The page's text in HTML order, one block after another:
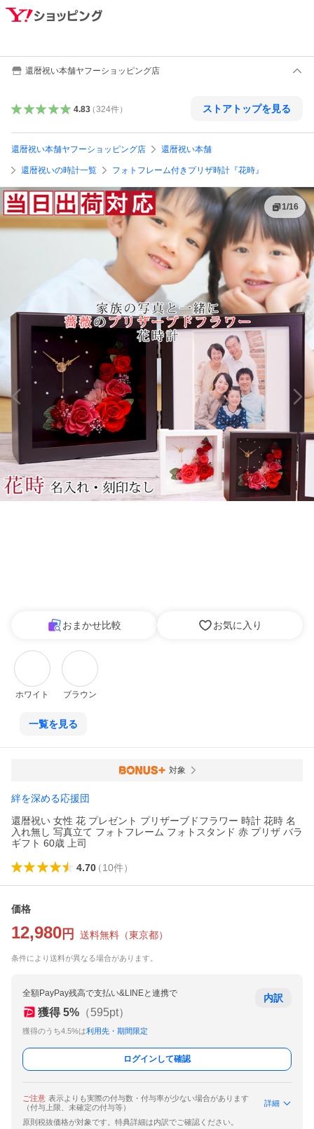
還暦祝い本舗ヤフーショッピング店
4.83（324件） ストアトップを見る
還暦祝い本舗ヤフーショッピング店 還暦祝い本舗
還暦祝いの時計一覧 フォトフレーム付きプリザ時計『花時』
1/16
おまかせ比較 お気に入り
ホワイト ブラウン
一覧を見る
対象
絆を深める応援団
還暦祝い 女性 花 プレゼント プリザーブドフラワー 時計 花時 名
入れ無し 写真立て フォトフレーム フォトスタンド 赤 プリザ バラ
ギフト 60歳 上司
4.70（10件）
価格
12,980 円 送料無料 （東京都）
条件により送料が異なる場合があります。
全額PayPay残高で支払い&LINEと連携で
獲得 5% （595pt）
獲得のうち4.5%は利用先・期間限定
内訳
ログインして確認
ご注意 表示よりも実際の付与数・付与率が少ない場合があります
（付与上限、未確定の付与等）
詳細
原則税抜価格が対象です。特典詳細は内訳でご確認ください。